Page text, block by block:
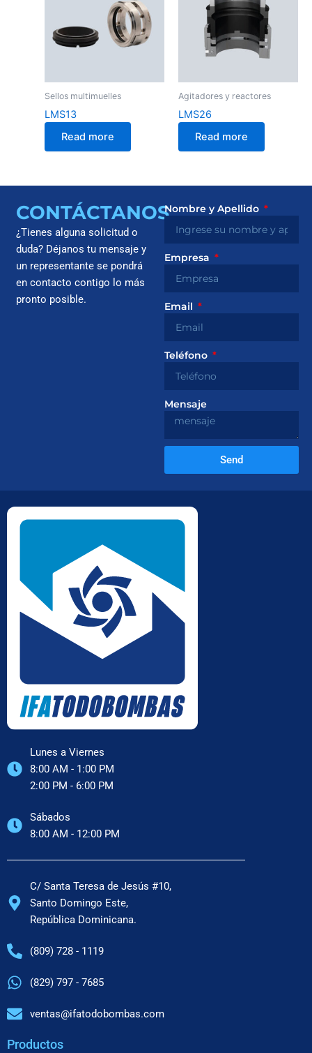
Sellos multimuelles
LMS13
Read more
Agitadores y reactores
LMS26
Read more
CONTÁCTANOS
¿Tienes alguna solicitud o
duda? Déjanos tu mensaje y
un representante se pondrá
en contacto contigo lo más
pronto posible.
Nombre y Apellido
Empresa
Email
Teléfono
Mensaje
Send
Lunes a Viernes
8:00 AM - 1:00 PM
2:00 PM - 6:00 PM
Sábados
8:00 AM - 12:00 PM
C/ Santa Teresa de Jesús #10,
Santo Domingo Este,
República Dominicana.
(809) 728 - 1119
(829) 797 - 7685
ventas@ifatodobombas.com
Productos